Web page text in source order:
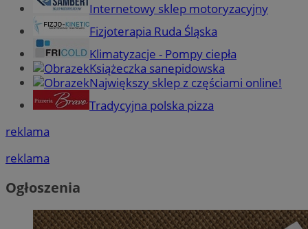
Internetowy sklep motoryzacyjny
Fizjoterapia Ruda Śląska
Klimatyzacje - Pompy ciepła
Książeczka sanepidowska
Największy sklep z częściami online!
Tradycyjna polska pizza
reklama
reklama
Ogłoszenia